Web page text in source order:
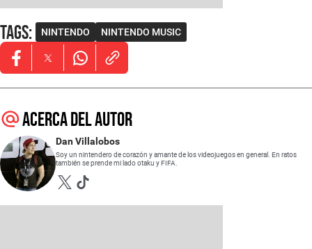
Tags: NINTENDO NINTENDO MUSIC
Opens in new window
Opens in new window
Opens in new window
Acerca del autor
Dan Villalobos
Soy un nintendero de corazón y amante de los videojuegos en general. En ratos
también se prende mi lado otaku y FIFA.
Opens in new window
Opens in new window